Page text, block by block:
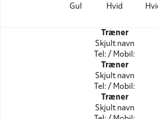
Gul Hvid
Træner
Skjult navn
Tel: / Mobil:
Træner
Skjult navn
Tel: / Mobil:
Træner
Skjult navn